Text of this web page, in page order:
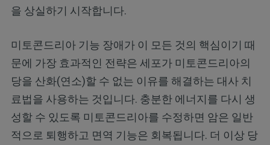
을 상실하기 시작합니다.
미토콘드리아 기능 장애가 이 모든 것의 핵심이기 때
문에 가장 효과적인 전략은 세포가 미토콘드리아의
당을 산화(연소)할 수 없는 이유를 해결하는 대사 치
료법을 사용하는 것입니다. 충분한 에너지를 다시 생
성할 수 있도록 미토콘드리아를 수정하면 암은 일반
적으로 퇴행하고 면역 기능은 회복됩니다. 더 이상 당